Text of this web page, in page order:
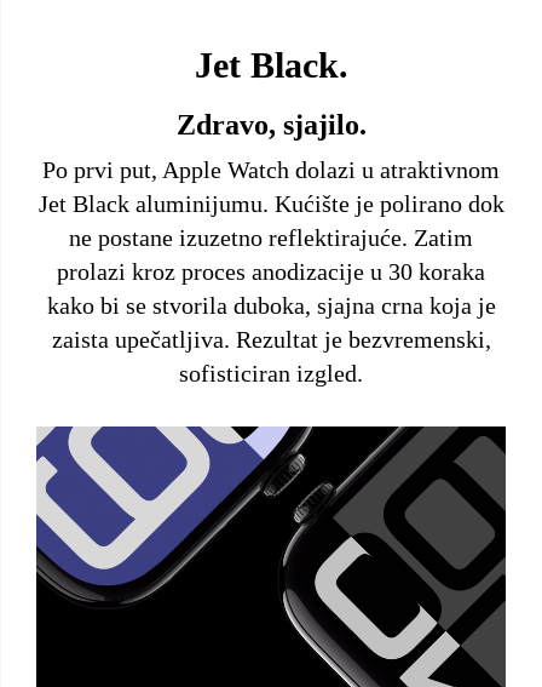
Jet Black.
Zdravo, sjajilo.
Po prvi put, Apple Watch dolazi u atraktivnom
Jet Black aluminijumu. Kućište je polirano dok
ne postane izuzetno reflektirajuće. Zatim
prolazi kroz proces anodizacije u 30 koraka
kako bi se stvorila duboka, sjajna crna koja je
zaista upečatljiva. Rezultat je bezvremenski,
sofisticiran izgled.